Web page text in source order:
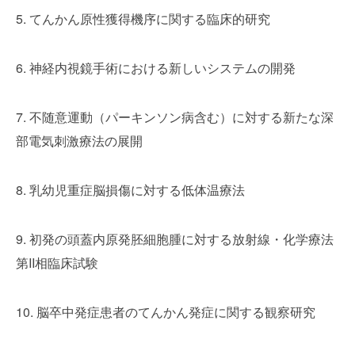
5. てんかん原性獲得機序に関する臨床的研究
6. 神経内視鏡手術における新しいシステムの開発
7. 不随意運動（パーキンソン病含む）に対する新たな深
部電気刺激療法の展開
8. 乳幼児重症脳損傷に対する低体温療法
9. 初発の頭蓋内原発胚細胞腫に対する放射線・化学療法
第II相臨床試験
10. 脳卒中発症患者のてんかん発症に関する観察研究